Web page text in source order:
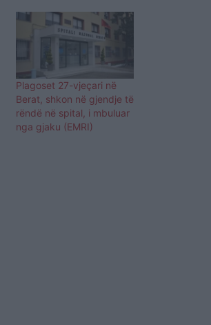
Plagoset 27-vjeçari në
Berat, shkon në gjendje të
rëndë në spital, i mbuluar
nga gjaku (EMRI)